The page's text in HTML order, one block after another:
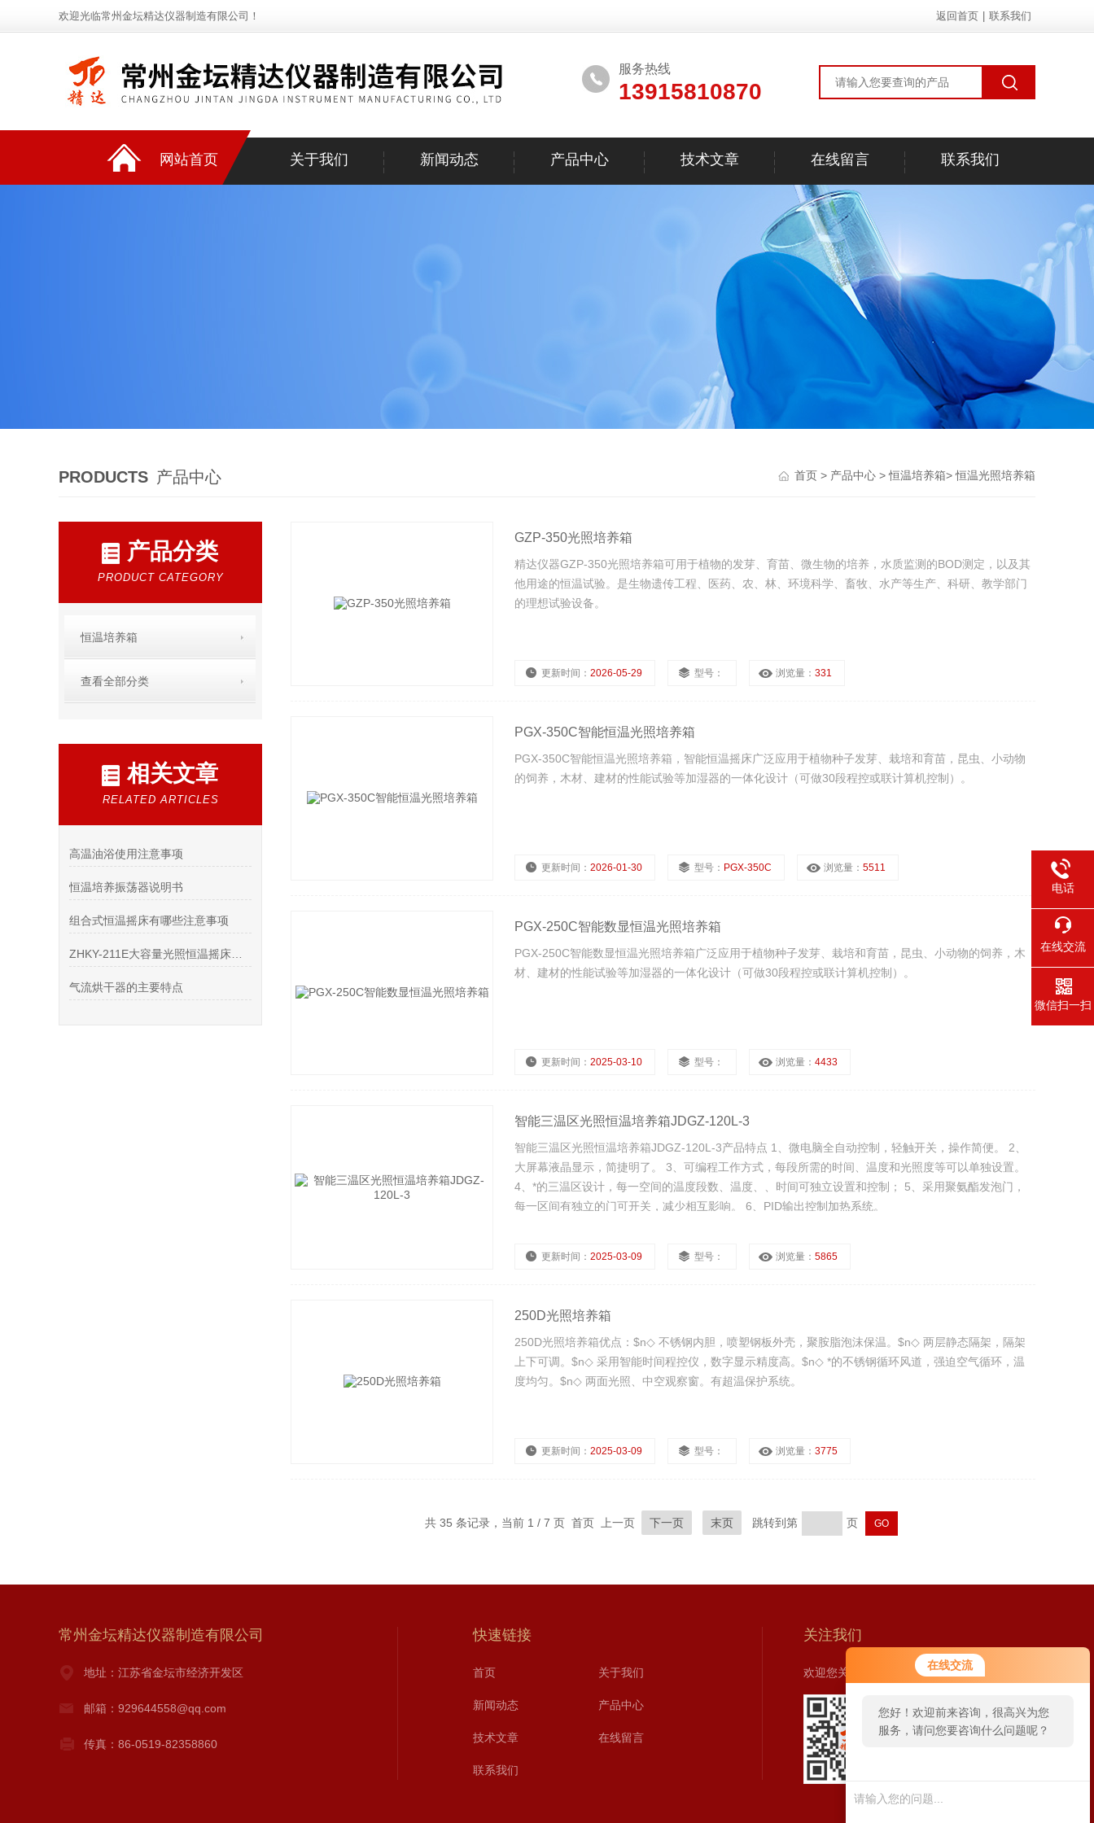
在线交流
您好！欢迎前来咨询，很高兴为您
服务，请问您要咨询什么问题呢？
欢迎光临常州金坛精达仪器制造有限公司！ 返回首页 联系我们
服务热线
13915810870
网站首页 关于我们 新闻动态 产品中心 技术文章 在线留言 联系我们
PRODUCTS 产品中心 首页 > 产品中心 >恒温培养箱>恒温光照培养箱
产品分类
PRODUCT CATEGORY
恒温培养箱
查看全部分类
相关文章
RELATED ARTICLES
高温油浴使用注意事项
恒温培养振荡器说明书
组合式恒温摇床有哪些注意事项
气流烘干器的主要特点
GZP-350光照培养箱
精达仪器GZP-350光照培养箱可用于植物的发芽、育苗、微生物的培养，水质监测的BOD测定，以及其
他用途的恒温试验。是生物遗传工程、医药、农、林、环境科学、畜牧、水产等生产、科研、教学部门
的理想试验设备。
更新时间： 2026-05-29 型号： 浏览量： 331
PGX-350C智能恒温光照培养箱
PGX-350C智能恒温光照培养箱，智能恒温摇床广泛应用于植物种子发芽、栽培和育苗，昆虫、小动物
的饲养，木材、建材的性能试验等加湿器的一体化设计（可做30段程控或联计算机控制）。
更新时间： 2026-01-30 型号： PGX-350C 浏览量： 5511
PGX-250C智能数显恒温光照培养箱
PGX-250C智能数显恒温光照培养箱广泛应用于植物种子发芽、栽培和育苗，昆虫、小动物的饲养，木
材、建材的性能试验等加湿器的一体化设计（可做30段程控或联计算机控制）。
更新时间： 2025-03-10 型号： 浏览量： 4433
智能三温区光照恒温培养箱JDGZ-120L-3
智能三温区光照恒温培养箱JDGZ-120L-3产品特点 1、微电脑全自动控制，轻触开关，操作简便。 2、
大屏幕液晶显示，简捷明了。 3、可编程工作方式，每段所需的时间、温度和光照度等可以单独设置。
4、*的三温区设计，每一空间的温度段数、温度、、时间可独立设置和控制； 5、采用聚氨酯发泡门，
每一区间有独立的门可开关，减少相互影响。 6、PID输出控制加热系统。
更新时间： 2025-03-09 型号： 浏览量： 5865
250D光照培养箱
250D光照培养箱优点：$n◇ 不锈钢内胆，喷塑钢板外壳，聚胺脂泡沫保温。$n◇ 两层静态隔架，隔架
上下可调。$n◇ 采用智能时间程控仪，数字显示精度高。$n◇ *的不锈钢循环风道，强迫空气循环，温
度均匀。$n◇ 两面光照、中空观察窗。有超温保护系统。
更新时间： 2025-03-09 型号： 浏览量： 3775
共 35 条记录，当前 1 / 7 页 首页 上一页 下一页 末页 跳转到第 页
常州金坛精达仪器制造有限公司
地址：江苏省金坛市经济开发区
邮箱：929644558@qq.com
传真：86-0519-82358860
快速链接
首页 关于我们
新闻动态 产品中心
技术文章 在线留言
联系我们
关注我们
欢迎您关注我们的微信公众号了解更多信息：
电话
在线交流
微信扫一扫